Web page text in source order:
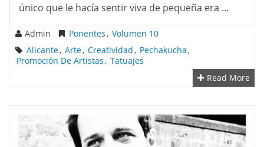
único que le hacía sentir viva de pequeña era …
Admin Ponentes , Volumen 10
Alicante, Arte, Creatividad , Pechakucha ,
Promoción De Artistas , Tatuajes
Read More